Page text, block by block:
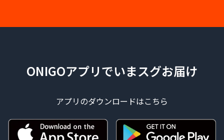
ONIGOアプリでいまスグお届け
アプリのダウンロードはこちら